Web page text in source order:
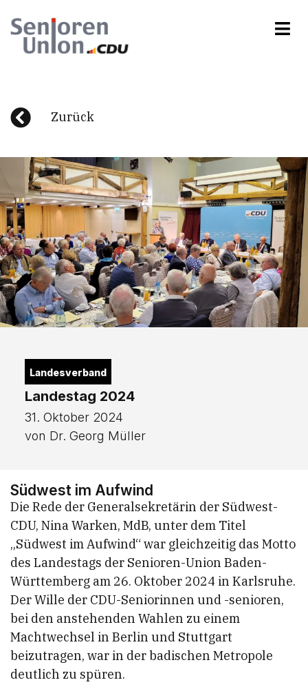
Zurück
Landesverband
Landestag 2024
31. Oktober 2024
von Dr. Georg Müller
Südwest im Aufwind
Die Rede der Generalsekretärin der Südwest-
CDU, Nina Warken, MdB, unter dem Titel
„Südwest im Aufwind“ war gleichzeitig das Motto
des Landestags der Senioren-Union Baden-
Württemberg am 26. Oktober 2024 in Karlsruhe.
Der Wille der CDU-Seniorinnen und -senioren,
bei den anstehenden Wahlen zu einem
Machtwechsel in Berlin und Stuttgart
beizutragen, war in der badischen Metropole
deutlich zu spüren.